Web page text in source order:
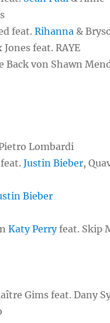
feat.Rihanna &
feat. RAYE
Back von Shawn
Lombardi
feat.Justin Bieber,
Bieber
Katy Perryfeat. Skip
Gims feat. Dany